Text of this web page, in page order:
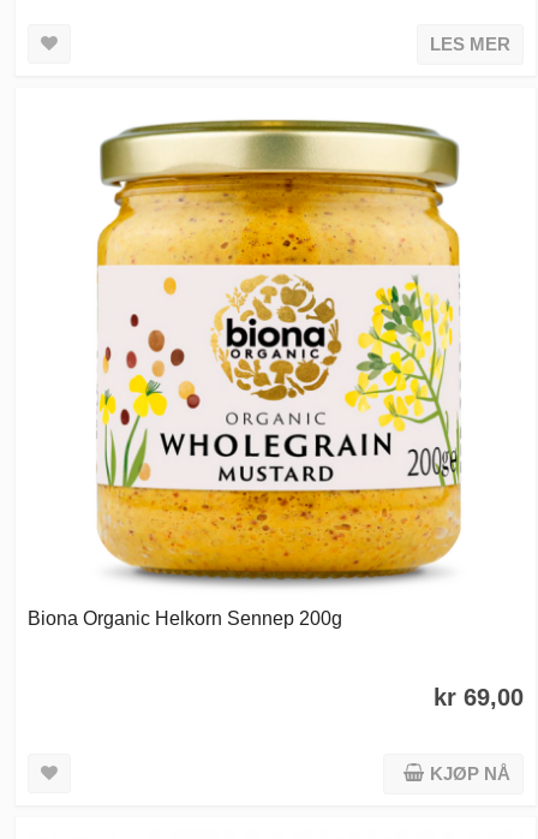
LES MER
Biona Organic Helkorn Sennep 200g
kr 69,00
KJØP NÅ